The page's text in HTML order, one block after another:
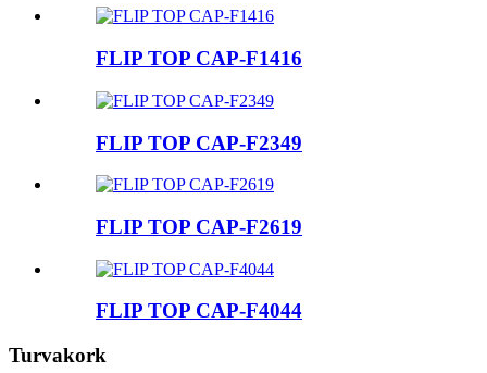
FLIP TOP CAP-F1416
FLIP TOP CAP-F2349
FLIP TOP CAP-F2619
FLIP TOP CAP-F4044
Turvakork